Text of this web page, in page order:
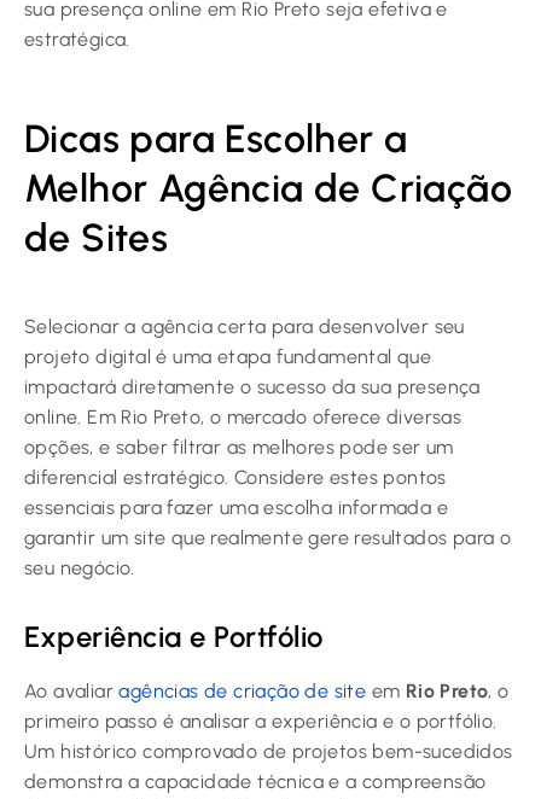
sua presença online em Rio Preto seja efetiva e
estratégica.
Dicas para Escolher a
Melhor Agência de Criação
de Sites
Selecionar a agência certa para desenvolver seu
projeto digital é uma etapa fundamental que
impactará diretamente o sucesso da sua presença
online. Em Rio Preto, o mercado oferece diversas
opções, e saber filtrar as melhores pode ser um
diferencial estratégico. Considere estes pontos
essenciais para fazer uma escolha informada e
garantir um site que realmente gere resultados para o
seu negócio.
Experiência e Portfólio
Ao avaliaragências de criação de site em Rio Preto, o
primeiro passo é analisar a experiência e o portfólio.
Um histórico comprovado de projetos bem-sucedidos
demonstra a capacidade técnica e a compreensão